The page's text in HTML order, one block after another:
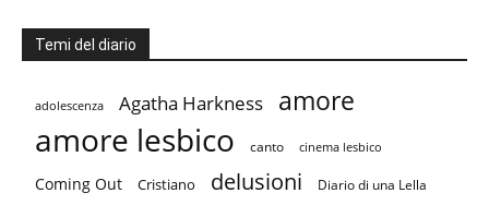
Temi del diario
adolescenza Agatha Harkness amore
amore lesbico canto cinema lesbico
Coming Out Cristiano delusioni
Diario di una Lella